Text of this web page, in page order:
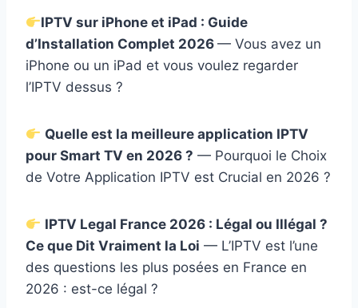
IPTV sur iPhone et iPad : Guide
d’Installation Complet 2026 — Vous avez un
iPhone ou un iPad et vous voulez regarder
l’IPTV dessus ?
Quelle est la meilleure application IPTV
pour Smart TV en 2026 ? — Pourquoi le Choix
de Votre Application IPTV est Crucial en 2026 ?
IPTV Legal France 2026 : Légal ou Illégal ?
Ce que Dit Vraiment la Loi — L’IPTV est l’une
des questions les plus posées en France en
2026 : est-ce légal ?